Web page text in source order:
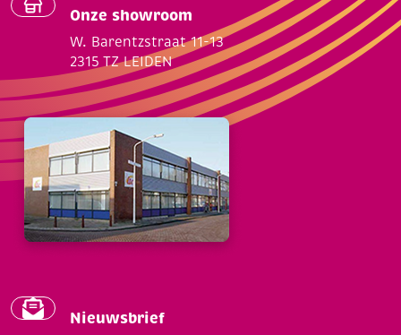
Onze showroom
W. Barentzstraat 11-13
2315 TZ LEIDEN
Nieuwsbrief